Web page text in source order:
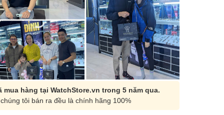
mua hàng tại WatchStore.vn trong 5 năm qua.
tôi bán ra đều là chính hãng 100%